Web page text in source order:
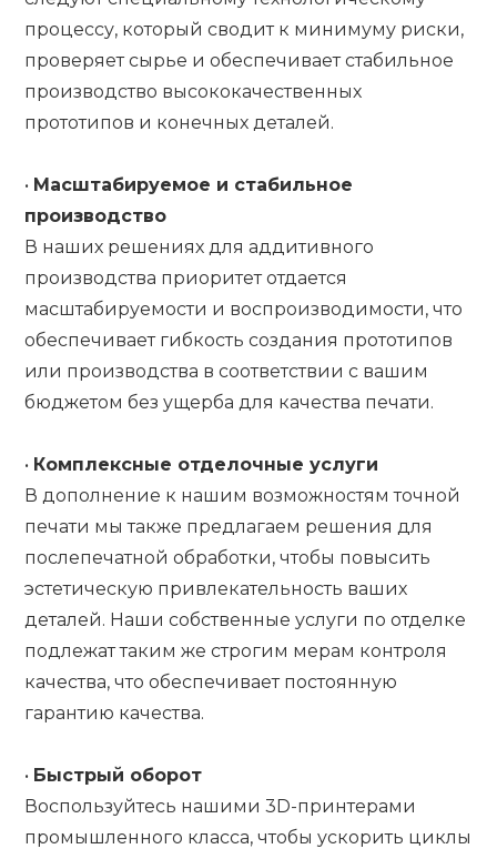
процессу, который сводит к минимуму риски,
проверяет сырье и обеспечивает стабильное
производство высококачественных
прототипов и конечных деталей.
• Масштабируемое и стабильное
производство
В наших решениях для аддитивного
производства приоритет отдается
масштабируемости и воспроизводимости, что
обеспечивает гибкость создания прототипов
или производства в соответствии с вашим
бюджетом без ущерба для качества печати.
• Комплексные отделочные услуги
В дополнение к нашим возможностям точной
печати мы также предлагаем решения для
послепечатной обработки, чтобы повысить
эстетическую привлекательность ваших
деталей. Наши собственные услуги по отделке
подлежат таким же строгим мерам контроля
качества, что обеспечивает постоянную
гарантию качества.
• Быстрый оборот
Воспользуйтесь нашими 3D-принтерами
промышленного класса, чтобы ускорить циклы